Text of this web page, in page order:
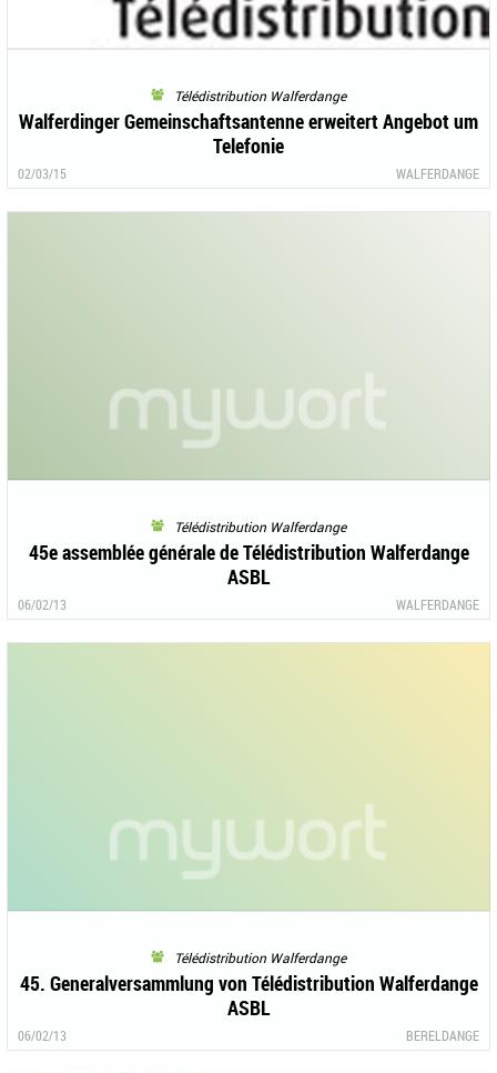
Télédistribution Walferdange
Walferdinger Gemeinschaftsantenne erweitert Angebot um
Telefonie
02/03/15 WALFERDANGE
Télédistribution Walferdange
45e assemblée générale de Télédistribution Walferdange
ASBL
06/02/13 WALFERDANGE
Télédistribution Walferdange
45. Generalversammlung von Télédistribution Walferdange
ASBL
06/02/13 BERELDANGE